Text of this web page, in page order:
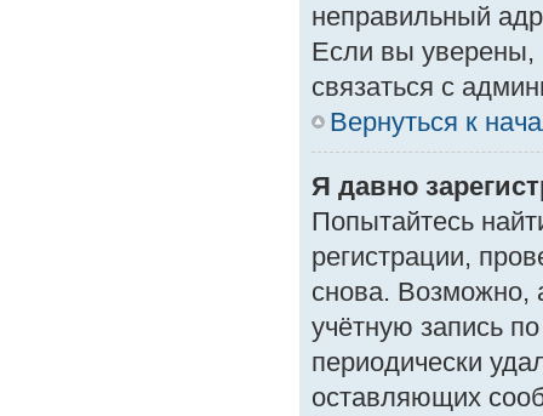
неправильный
Если вы уверены,
связаться с
Вернуться к
Я давно
Попытайтесь
регистрации,
снова. Возможно,
учётную запись
периодически
оставляющих